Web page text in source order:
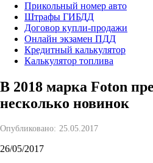
Прикольный номер авто
Штрафы ГИБДД
Договор купли-продажи
Онлайн экзамен ПДД
Кредитный калькулятор
Калькулятор топлива
В 2018 марка Foton
несколько новинок
Опубликовано: 25.05.2017
26/05/2017